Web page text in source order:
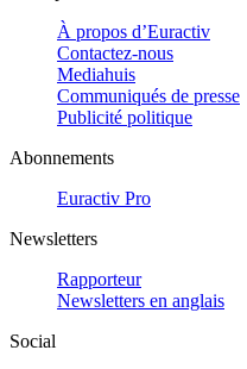
À propos d’Euractiv
Contactez-nous
Mediahuis
Communiqués de presse
Publicité politique
Abonnements
Euractiv Pro
Newsletters
Rapporteur
Newsletters en anglais
Social